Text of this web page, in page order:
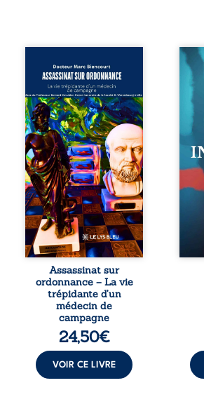
Assassinat sur
ordonnance – La
vie trépidante
d’un médecin de
campagne est la
réédition enrichie
et actualisée du
témoignage du
Docteur Marc
Biencourt, ancien
médecin de
famille, qui revient
sur son parcours
médical, syndical
et ordinal. Depuis
septembre 2013, il
raconte le long
combat qui l’a
conduit à être
écarté du corps
médical, malgré
une décision de
première instance
Assassinat sur
ordonnance – La vie
trépidante d’un
médecin de
campagne
24,50€
VOIR CE LIVRE